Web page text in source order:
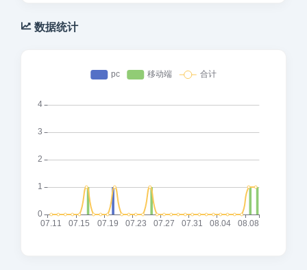
数据统计